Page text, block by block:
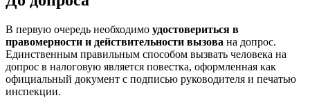
В первую очередь необходимо удостовериться в
правомерности и действительности вызова на допрос.
Единственным правильным способом вызвать человека на
допрос в налоговую является повестка, оформленная как
официальный документ с подписью руководителя и печатью
инспекции.